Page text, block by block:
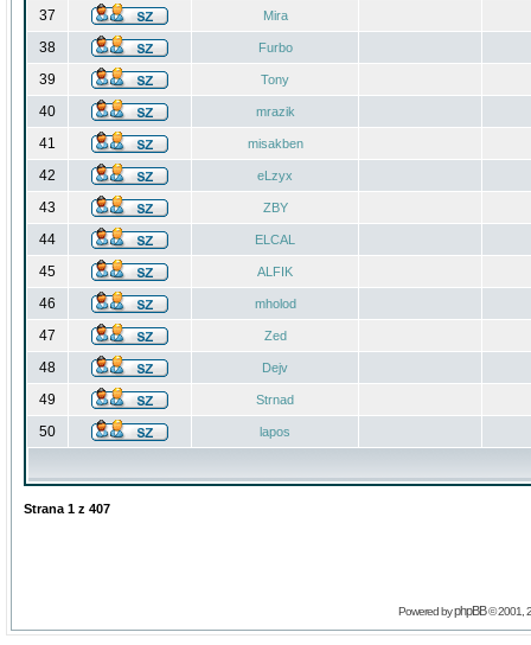
37 Mira
38 Furbo
39 Tony
40 mrazik
41 misakben
42 eLzyx
43 ZBY
44 ELCAL
45 ALFIK
46 mholod
47 Zed
48 Dejv
49 Strnad
50 lapos
Strana 1 z 407
Powered byphpBB© 2001,